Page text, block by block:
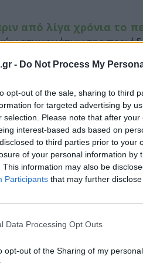
- Do Not Process My
opt-out of the sale, sharing to third
for targeted advertising by
selection. Please note that after
interest-based ads based on
to third parties prior to your
of your personal information by
This information may also be
Participants that may further
Data Processing Opt Outs
opt-out of the Sharing of my personal
από λίγα χρόνια το
ατυχημάτων της
Διοίκηση
επιζώντες.
θέσεις είναι οι
θνησιμότητας σε αυτές
στο 44%) είχαν οι